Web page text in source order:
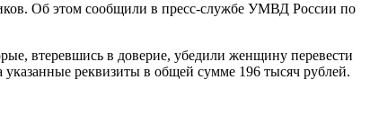
Об этом сообщили в пресс-службе УМВД России по
втеревшись в доверие, убедили женщину перевести
указанные реквизиты в общей сумме 196 тысяч рублей.